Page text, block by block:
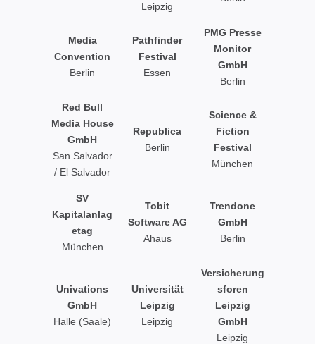
Leipzig
Media
Convention
Berlin
Pathfinder
Festival
Essen
PMG Presse
Monitor
GmbH
Berlin
Red Bull
Media House
GmbH
San Salvador
/ El Salvador
Republica
Berlin
Science &
Fiction
Festival
München
SV
Kapitalanlag
etag
München
Tobit
Software AG
Ahaus
Trendone
GmbH
Berlin
Univations
GmbH
Halle (Saale)
Universität
Leipzig
Leipzig
Versicherung
sforen
Leipzig
GmbH
Leipzig